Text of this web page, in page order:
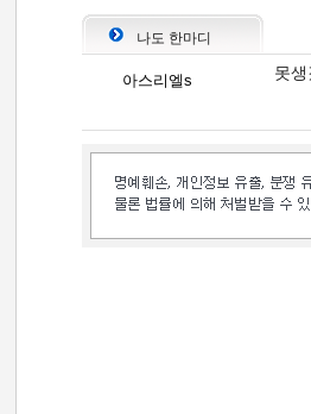
나도 한마디
아스리엘s 못